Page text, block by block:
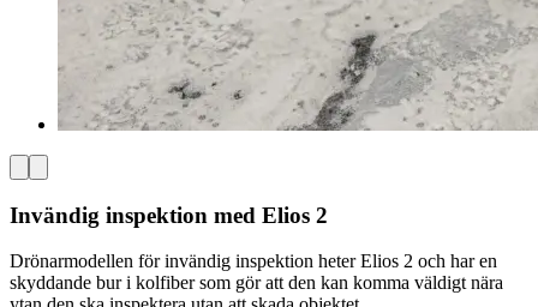
Invändig inspektion med Elios 2
Drönarmodellen för invändig inspektion heter Elios 2 och har en
skyddande bur i kolfiber som gör att den kan komma väldigt nära